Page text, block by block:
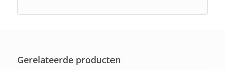
Gerelateerde producten